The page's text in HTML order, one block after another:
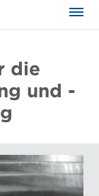
die
und -